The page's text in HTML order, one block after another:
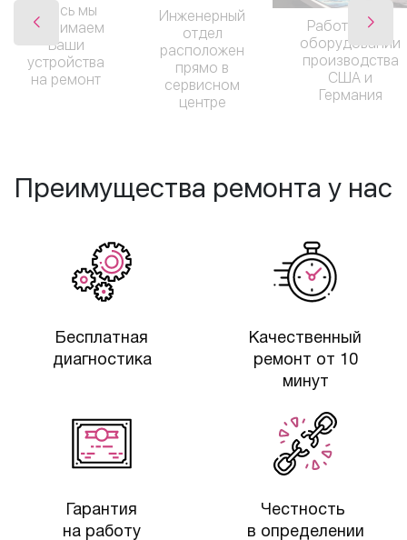
Здесь мы
принимаем
Ваши
устройства
на ремонт
Инженерный
отдел
расположен
прямо в
сервисном
центре
Работаем на
оборудовании
производства
США и
Германия
Преимущества ремонта у нас
Бесплатная
диагностика
Качественный
ремонт от 10
минут
Гарантия
на работу
Честность
в определении